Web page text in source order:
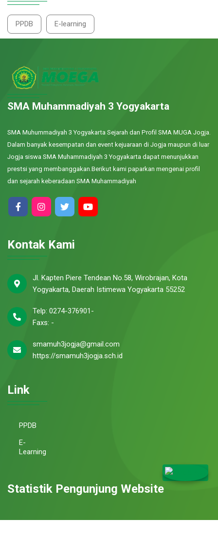
PPDB E-learning
SMA Muhammadiyah 3 Yogyakarta
SMA Muhummadiyah 3 Yogyakarta Sejarah dan Profil SMA MUGA Jogja.
Dalam banyak kesempatan dan event kejuaraan di Jogja maupun di luar
Jogja siswa SMA Muhammadiyah 3 Yogyakarta dapat menunjukkan
prestsi yang membanggakan.Berikut kami paparkan mengenai profil
dan sejarah keberadaan SMA Muhammadiyah
Kontak Kami
Jl. Kapten Piere Tendean No.58, Wirobrajan, Kota
Yogyakarta, Daerah Istimewa Yogyakarta 55252
Telp: 0274-376901-
Faxs: -
smamuh3jogja@gmail.com
https://smamuh3jogja.sch.id
Link
PPDB
E-
Learning
Statistik Pengunjung Website